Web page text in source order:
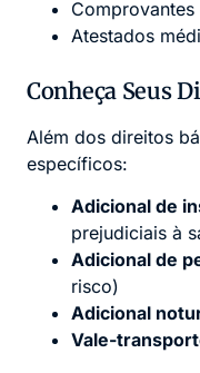
Atestados
Conheça Seus
Além dos direitos
específicos:
Adicional de
prejudiciais à
Adicional de
risco)
Adicional
Vale-